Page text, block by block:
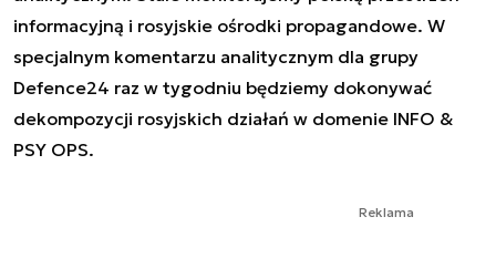
informacyjną i rosyjskie ośrodki propagandowe. W
specjalnym komentarzu analitycznym dla grupy
Defence24 raz w tygodniu będziemy dokonywać
dekompozycji rosyjskich działań w domenie INFO &
PSY OPS.
Reklama